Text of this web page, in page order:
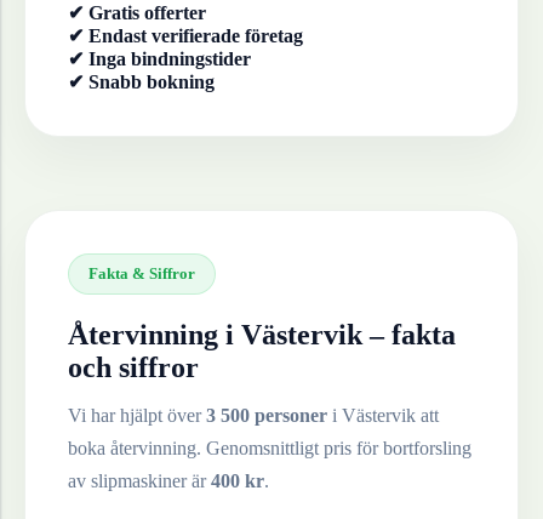
✔ Gratis offerter
✔ Endast verifierade företag
✔ Inga bindningstider
✔ Snabb bokning
Fakta & Siffror
Återvinning i Västervik– fakta
och siffror
Vi har hjälpt över3 500 personer i Västervik att
boka återvinning. Genomsnittligt pris för bortforsling
av slipmaskinerär400 kr.